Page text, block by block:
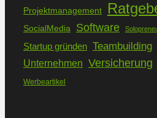
Projektmanagement
SocialMedia Software
Startup gründen Teambuilding
Unternehmen Versicherung
Werbeartikel